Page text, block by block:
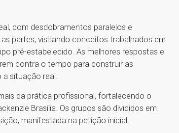
com desdobramentos paralelos e
partes, visitando conceitos trabalhados em
pré-estabelecido. As melhores respostas e
contra o tempo para construir as
situação real.
da prática profissional, fortalecendo o
Brasília. Os grupos são divididos em
manifestada na petição inicial.